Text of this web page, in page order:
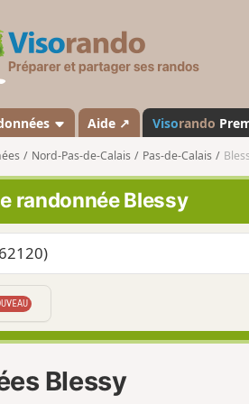
s
a
n
d
o
Aide ↗ Visorando
Nord-Pas-de-Calais Pas-de-Calais
randonnée Blessy
Blessy